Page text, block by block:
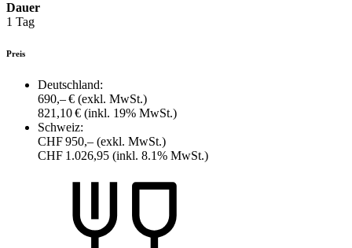
Dauer
1 Tag
Preis
Deutschland:
690,– € (exkl. MwSt.)
821,10 € (inkl. 19% MwSt.)
Schweiz:
CHF 950,– (exkl. MwSt.)
CHF 1.026,95 (inkl. 8.1% MwSt.)